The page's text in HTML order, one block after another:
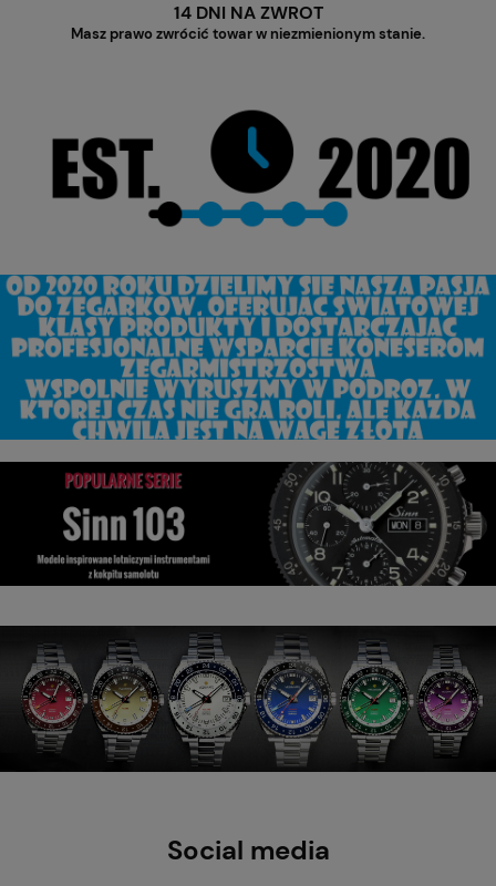
14 DNI NA ZWROT
Masz prawo zwrócić towar w niezmienionym stanie.
Social media